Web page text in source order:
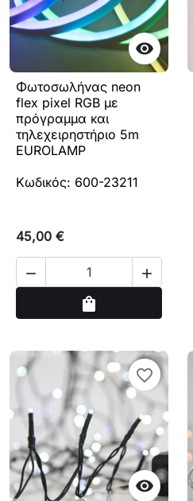

Φωτοσωλήνας neon
flex pixel RGB με
πρόγραμμα και
τηλεχειρηστήριο 5m
EUROLAMP
Κωδικός: 600-23211
45,00 €
 
shopping_bag

favorite_border
favorite_border